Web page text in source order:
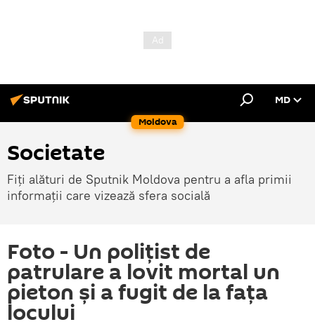
Moldova
MD
Societate
Fiți alături de Sputnik Moldova pentru a afla primii
informații care vizează sfera socială
Foto - Un polițist de
patrulare a lovit mortal un
pieton și a fugit de la fața
locului